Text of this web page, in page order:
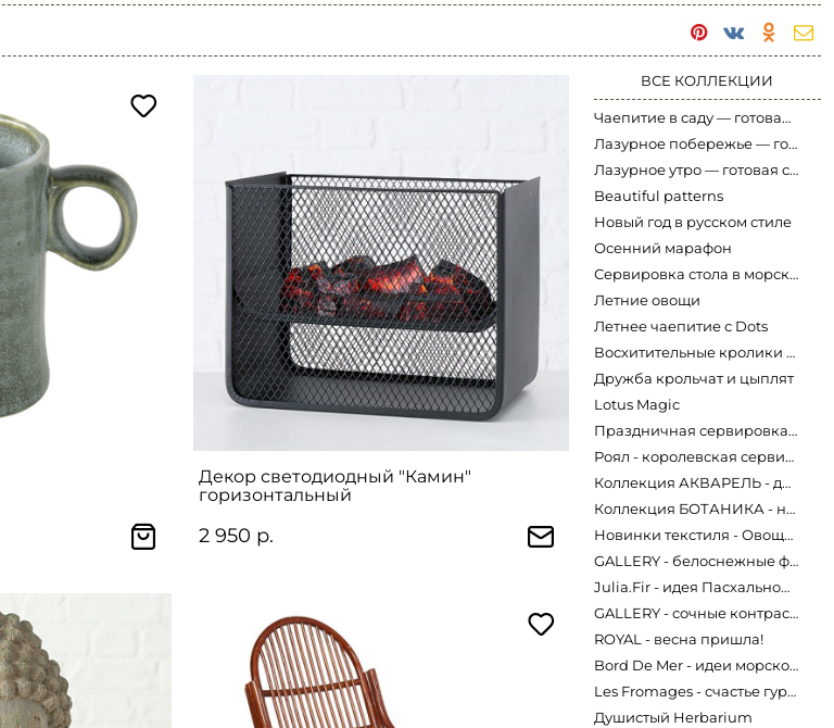
Декор светодиодный "Камин"
горизонтальный
2 950 р.
ВСЕ КОЛЛЕКЦИИ
Чаепитие в саду — готовая сервировка стола в розовых тонах
Лазурное побережье — готовая сервировка
Лазурное утро — готовая сервировка в морском стиле Marine World
Beautiful patterns
Новый год в русском стиле
Осенний марафон
Сервировка стола в морском стиле
Летние овощи
Летнее чаепитие с Dots
Восхитительные кролики 2.0
Дружба крольчат и цыплят
Lotus Magic
Праздничная сервировка стола
Роял - королевская сервировка с лилиями
Коллекция АКВАРЕЛЬ - дыхание летнего вечера
Коллекция БОТАНИКА - новый дизайн сезона
Новинки текстиля - Овощное ассорти!
GALLERY - белоснежные фантазии
Julia.Fir - идея Пасхальной сервировки
GALLERY - сочные контрасты!
ROYAL - весна пришла!
Bord De Mer - идеи морской сервировки!
Les Fromages - счастье гурманов
Душистый Herbarium